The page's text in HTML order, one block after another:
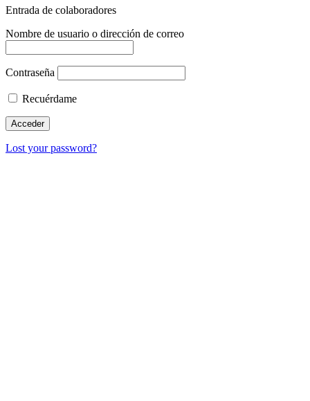
Entrada de colaboradores
Nombre de usuario o dirección de correo
Contraseña
Recuérdame
Lost your password?